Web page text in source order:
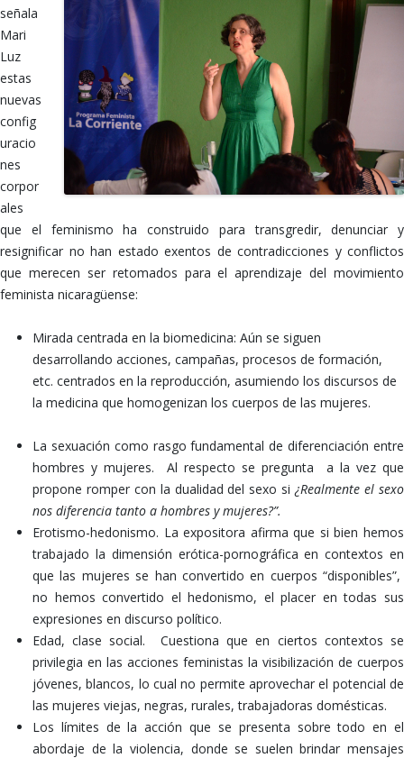
señala
Mari
Luz
estas
nuevas
config
uracio
nes
corpor
ales
que el feminismo ha construido para transgredir, denunciar y
resignificar no han estado exentos de contradicciones y conflictos
que merecen ser retomados para el aprendizaje del movimiento
feminista nicaragüense:
Mirada centrada en la biomedicina: Aún se siguen
desarrollando acciones, campañas, procesos de formación,
etc. centrados en la reproducción, asumiendo los discursos de
la medicina que homogenizan los cuerpos de las mujeres.
La sexuación como rasgo fundamental de diferenciación entre
hombres y mujeres. Al respecto se pregunta a la vez que
propone romper con la dualidad del sexo si¿Realmente el sexo
nos diferencia tanto a hombres y mujeres?”.
Erotismo-hedonismo. La expositora afirma que si bien hemos
trabajado la dimensión erótica-pornográfica en contextos en
que las mujeres se han convertido en cuerpos “disponibles”,
no hemos convertido el hedonismo, el placer en todas sus
expresiones en discurso político.
Edad, clase social. Cuestiona que en ciertos contextos se
privilegia en las acciones feministas la visibilización de cuerpos
jóvenes, blancos, lo cual no permite aprovechar el potencial de
las mujeres viejas, negras, rurales, trabajadoras domésticas.
Los límites de la acción que se presenta sobre todo en el
abordaje de la violencia, donde se suelen brindar mensajes